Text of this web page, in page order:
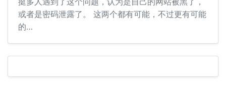
或者是密码泄露了。 这两个都有可能，不过更有可能
的…